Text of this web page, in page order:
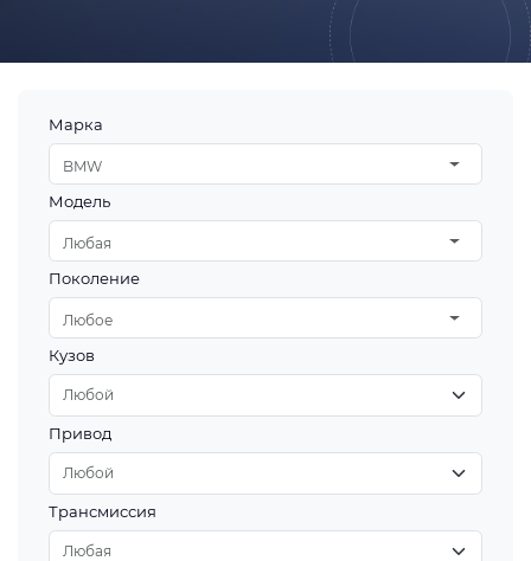
Марка
BMW
Модель
Любая
Поколение
Любое
Кузов
Привод
Трансмиссия